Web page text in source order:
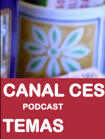
CANAL CES
PODCAST
TEMAS